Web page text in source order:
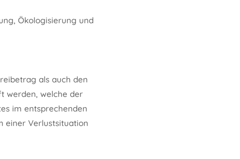
Ökologisierung und
als auch den
werden, welche der
im entsprechenden
einer Verlustsituation